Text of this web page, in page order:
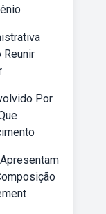
Reunir
Por